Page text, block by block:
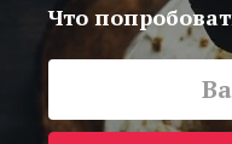
Что